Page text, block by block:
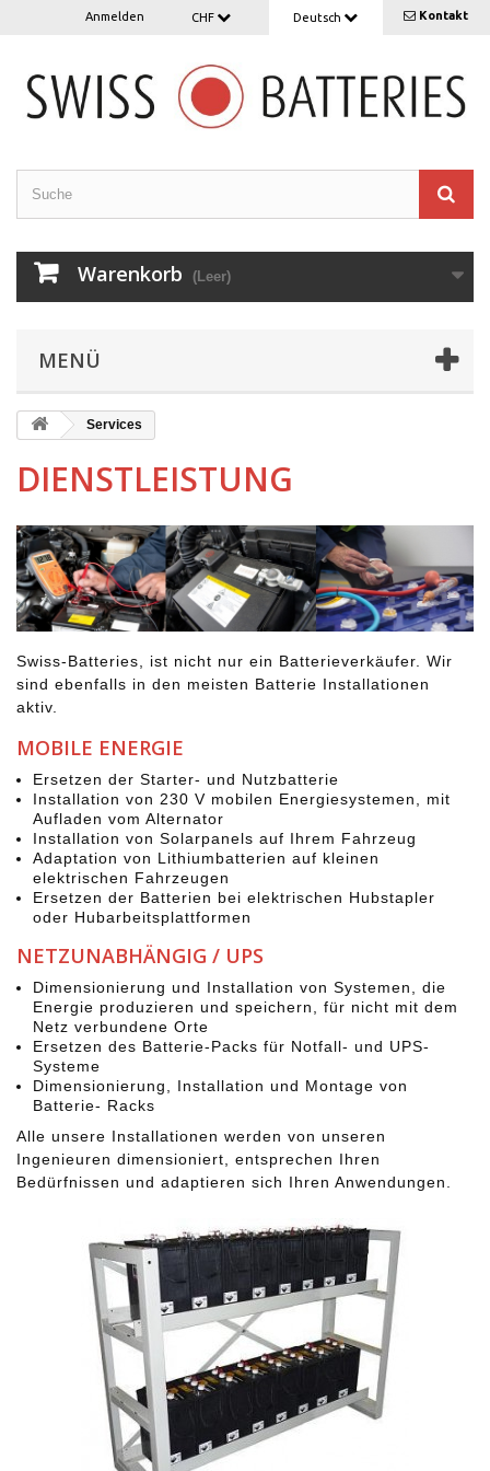
Kontakt
Deutsch
CHF
Anmelden
Warenkorb (Leer)
MENÜ
Services
DIENSTLEISTUNG
Swiss-Batteries, ist nicht nur ein Batterieverkäufer. Wir
sind ebenfalls in den meisten Batterie Installationen
aktiv.
MOBILE ENERGIE
Ersetzen der Starter- und Nutzbatterie
Installation von 230 V mobilen Energiesystemen, mit
Aufladen vom Alternator
Installation von Solarpanels auf Ihrem Fahrzeug
Adaptation von Lithiumbatterien auf kleinen
elektrischen Fahrzeugen
Ersetzen der Batterien bei elektrischen Hubstapler
oder Hubarbeitsplattformen
NETZUNABHÄNGIG / UPS
Dimensionierung und Installation von Systemen, die
Energie produzieren und speichern, für nicht mit dem
Netz verbundene Orte
Ersetzen des Batterie-Packs für Notfall- und UPS-
Systeme
Dimensionierung, Installation und Montage von
Batterie- Racks
Alle unsere Installationen werden von unseren
Ingenieuren dimensioniert, entsprechen Ihren
Bedürfnissen und adaptieren sich Ihren Anwendungen.